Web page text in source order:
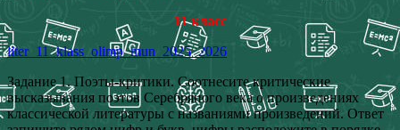
11 класс
liter_11_klass_olimp_mun_2025_2026
Задание 1. Поэты-критики. Соотнесите критические
высказывания поэтов Серебряного века о произведениях
классической литературы с названиями произведений. Ответ